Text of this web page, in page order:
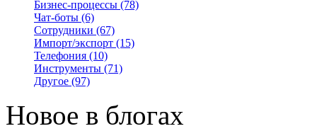
Бизнес-процессы (78)
Чат-боты (6)
Сотрудники (67)
Импорт/экспорт (15)
Телефония (10)
Инструменты (71)
Другое (97)
Новое в блогах